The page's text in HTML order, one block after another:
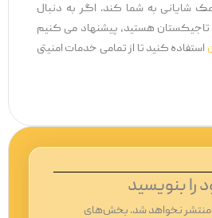
شایانی به شما کند. اگر به دنبال
هستید، پیشنهاد می ‌کنیم
کنید تا از تمامی خدمات امنیتی
بنویسید
نخواهد شد.بخش‌های